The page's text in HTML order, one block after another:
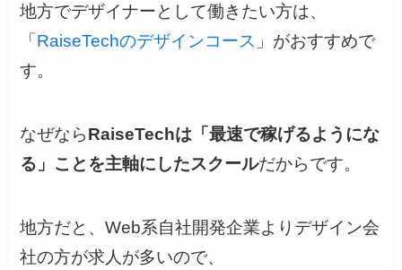
地方でデザイナーとして働きたい方は、
「 RaiseTechのデザインコース 」がおすすめで
す。
なぜならRaiseTechは「最速で稼げるようにな
る」ことを主軸にしたスクールだからです。
地方だと、Web系自社開発企業よりデザイン会
社の方が求人が多いので、